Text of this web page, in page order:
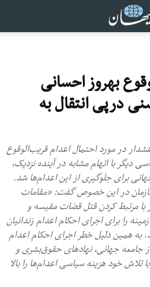
بهروز احسانی‌
درپی انتقال به
در مورد احتمال اعدام قریب‌الوقوع
دیگر با اتهام مشابه در آینده نزدیک،
برای جلوگیری از این اعدام‌ها شد.
در این خصوص گفت: «مقامات
مرتبط کردن قتل قضات مقیسه و
را برای اجرای احکام اعدام زندانیان
به همین دلیل خطر اجرای احکام اعدام
جامعه جهانی، نهاد‌های حقوق‌بشری و
خود هزینه سیاسی اعدام‌ها را بالا